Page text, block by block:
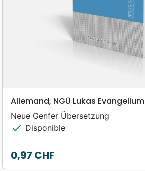
Allemand, NGÜ Lukas Evangelium
Neue Genfer Übersetzung
check Disponible
Prix
0,97 CHF